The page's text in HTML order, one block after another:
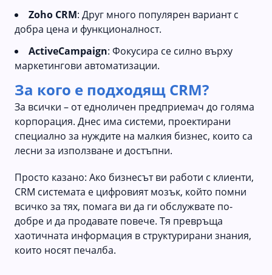
Zoho CRM: Друг много популярен вариант с
добра цена и функционалност.
ActiveCampaign: Фокусира се силно върху
маркетингови автоматизации.
За кого е подходящ CRM?
За всички – от едноличен предприемач до голяма
корпорация. Днес има системи, проектирани
специално за нуждите на малкия бизнес, които са
лесни за използване и достъпни.
Просто казано: Ако бизнесът ви работи с клиенти,
CRM системата е цифровият мозък, който помни
всичко за тях, помага ви да ги обслужвате по-
добре и да продавате повече. Тя превръща
хаотичната информация в структурирани знания,
които носят печалба.